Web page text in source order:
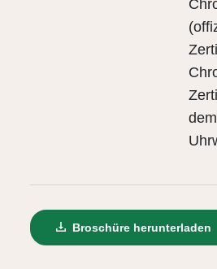
Broschüre herunterladen